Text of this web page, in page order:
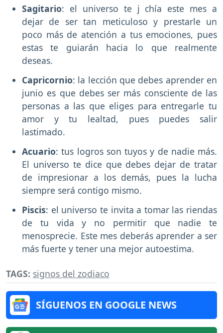
Sagitario: el universo te j chía este mes a
dejar de ser tan meticuloso y prestarle un
poco más de atención a tus emociones, pues
estas te guiarán hacia lo que realmente
deseas.
Capricornio: la lección que debes aprender en
junio es que debes ser más consciente de las
personas a las que eliges para entregarle tu
amor y tu lealtad, pues puedes salir
lastimado.
Acuario: tus logros son tuyos y de nadie más.
El universo te dice que debes dejar de tratar
de impresionar a los demás, pues la lucha
siempre será contigo mismo.
Piscis: el universo te invita a tomar las riendas
de tu vida y no permitir que nadie te
menosprecie. Este mes deberás aprender a ser
más fuerte y tener una mejor autoestima.
TAGS: signos del zodiaco
SÍGUENOS EN GOOGLE NEWS